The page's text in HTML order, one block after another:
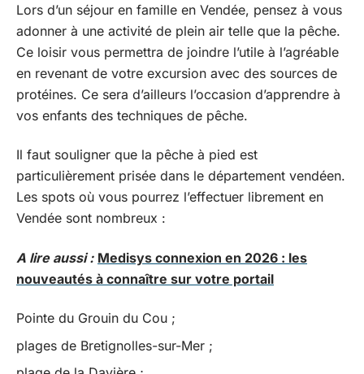
Lors d’un séjour en famille en Vendée, pensez à vous
adonner à une activité de plein air telle que la pêche.
Ce loisir vous permettra de joindre l’utile à l’agréable
en revenant de votre excursion avec des sources de
protéines. Ce sera d’ailleurs l’occasion d’apprendre à
vos enfants des techniques de pêche.
Il faut souligner que la pêche à pied est
particulièrement prisée dans le département vendéen.
Les spots où vous pourrez l’effectuer librement en
Vendée sont nombreux :
A lire aussi : Medisys connexion en 2026 : les
nouveautés à connaître sur votre portail
Pointe du Grouin du Cou ;
plages de Bretignolles-sur-Mer ;